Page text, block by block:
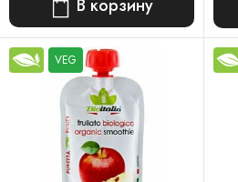
В корзину
VEG